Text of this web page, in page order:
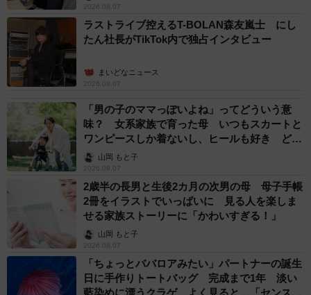
どこでもお構いなく拒否柴発動！（提供：豆柴ぐりさん）
拒否するときも笑顔、気が済んだら自分から歩き始めるマ
イペースさ——そんなぐりちゃんのペースに思わず根負け
してしまう気持ち、わかるような気がしますね。
2026.08.07
ラストライブ控えるT-BOLAN森友嵐士 にし
たん社長がTikTok内で独占インタビュー
まいどなニュース
2026.08.07
「男の子のママっぽいよね」ってどういう意
味？ 女系家族で育った母 いつもスカートと
ワンピースしか着ないし、ヒールも好き どの
へんが…
山岡 もと子
2026.08.07
2歳半の長男と生後2カ月の次男の母 母子手帳
2冊をイラストでいっぱいに 見る人を楽しま
せる家族ストーリーに「かわいすぎる！」
山岡 もと子
2026.08.07
「ちょっとババロアみたい」パートナーの誕生
日に手作りトートバッグ 完成まで1年 淡い
藍染めに漂うクラゲ よく見ると…「センスす